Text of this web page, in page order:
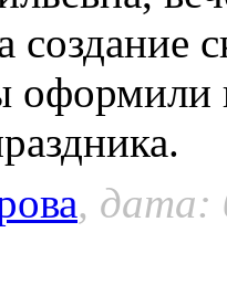
создание
оформили
, дата: